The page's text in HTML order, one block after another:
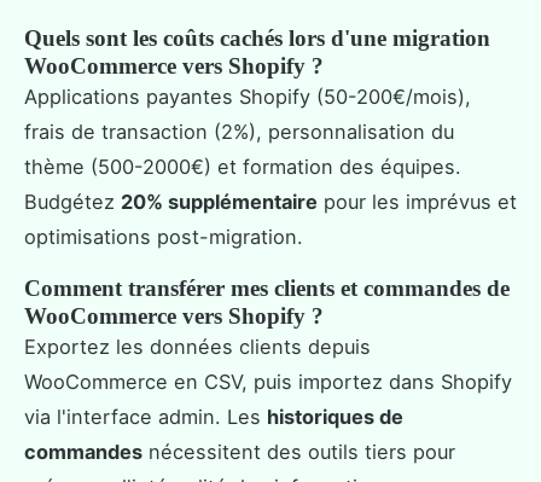
Quels sont les coûts cachés lors d'une migration
WooCommerce vers Shopify ?
Applications payantes Shopify (50-200€/mois),
frais de transaction (2%), personnalisation du
thème (500-2000€) et formation des équipes.
Budgétez 20% supplémentaire pour les imprévus et
optimisations post-migration.
Comment transférer mes clients et commandes de
WooCommerce vers Shopify ?
Exportez les données clients depuis
WooCommerce en CSV, puis importez dans Shopify
via l'interface admin. Les historiques de
commandes nécessitent des outils tiers pour